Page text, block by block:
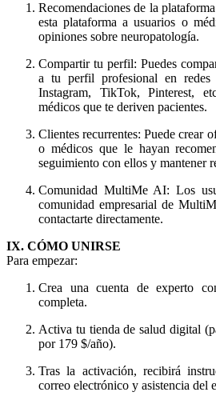
Recomendaciones de la
esta plataforma a usuarios o
opiniones sobre neuropatología.
Compartir tu perfil: Puedes
a tu perfil profesional en redes
Instagram, TikTok, Pinterest,
médicos que te deriven pacientes.
Clientes recurrentes: Puede crear
o médicos que le hayan
seguimiento con ellos y mantener
Comunidad MultiMe AI: Los
comunidad empresarial de
contactarte directamente.
IX. CÓMO UNIRSE
Para empezar:
Crea una cuenta de experto
completa.
Activa tu tienda de salud digital
por 179 $/año).
Tras la activación, recibirá
correo electrónico y asistencia del